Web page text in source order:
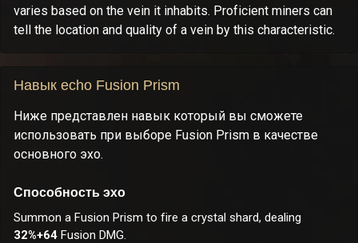
varies based on the vein it inhabits. Proficient miners can
tell the location and quality of a vein by this characteristic.
Навык echo Fusion Prism
Ниже представлен навык который вы сможете
использовать при выборе Fusion Prism в качестве
основного эхо.
Способность эхо
Summon a Fusion Prism to fire a crystal shard, dealing
32%+64 Fusion DMG.